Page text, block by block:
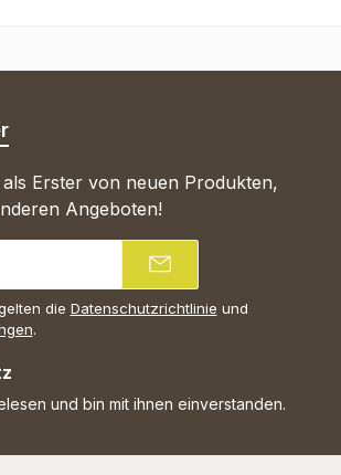
Erster von neuen Produkten,
Angeboten!
die Datenschutzrichtlinie und
.
und bin mit ihnen einverstanden.